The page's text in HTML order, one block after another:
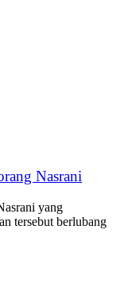
Nasrani
yang
tersebut berlubang